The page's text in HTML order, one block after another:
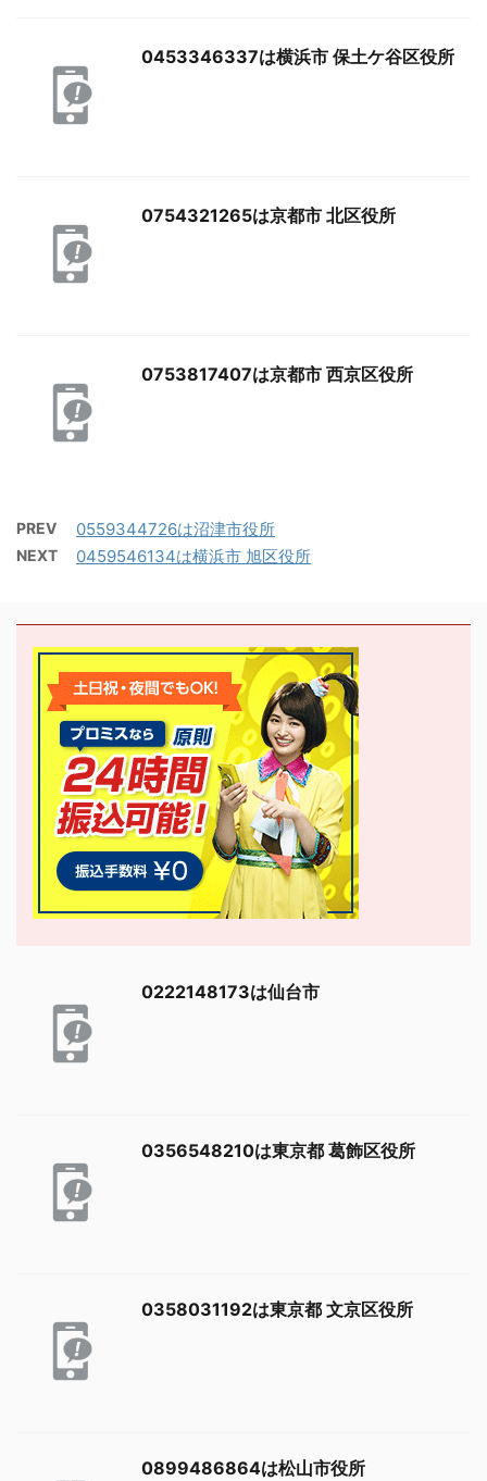
0453346337は横浜市 保土ケ谷区役所
0754321265は京都市 北区役所
0753817407は京都市 西京区役所
PREV 0559344726は沼津市役所
NEXT 0459546134は横浜市 旭区役所
0222148173は仙台市
0356548210は東京都 葛飾区役所
0358031192は東京都 文京区役所
0899486864は松山市役所